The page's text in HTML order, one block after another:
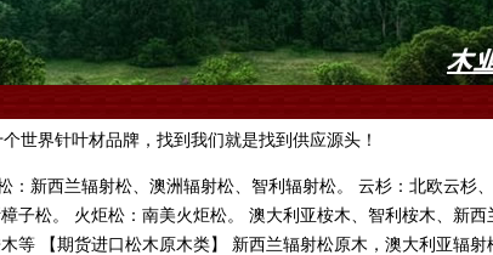
世界针叶材品牌，找到我们就是找到供应源头！
新西兰辐射松、澳洲辐射松、智利辐射松。 云杉：北欧云杉、
子松。 火炬松：南美火炬松。 澳大利亚桉木、智利桉木、新
等 【期货进口松木原木类】 新西兰辐射松原木，澳大利亚辐